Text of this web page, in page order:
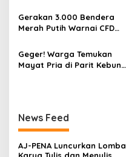
p
o
s
Membangun Generasi
Jurnalis Muda Berdaya
Gerakan 3.000 Bendera
Merah Putih Warnai CFD
HUT Ke-81 RI dengan
Semangat Persatuan
Geger! Warga Temukan
Mayat Pria di Parit Kebun
News Feed
‎AJ-PENA Luncurkan Lomba